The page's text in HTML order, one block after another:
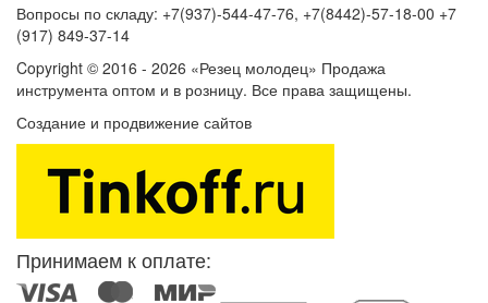
Вопросы по складу: +7(937)-544-47-76, +7(8442)-57-18-00 +7
(917) 849-37-14
Copyright © 2016 - 2026 «Резец молодец» Продажа
инструмента оптом и в розницу. Все права защищены.
Создание и продвижение сайтов
Принимаем к оплате: